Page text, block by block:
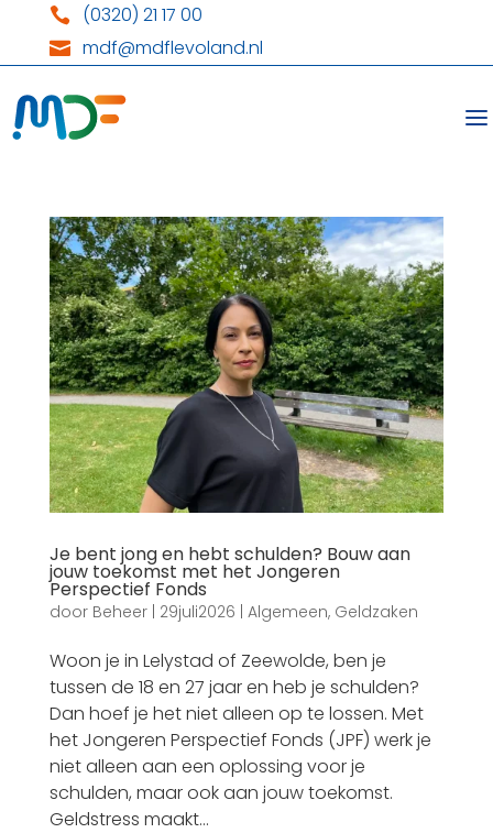
 (0320) 21 17 00
 mdf@mdflevoland.nl
Je bent jong en hebt schulden? Bouw aan
jouw toekomst met het Jongeren
Perspectief Fonds
door Beheer| 29juli2026 | Algemeen, Geldzaken
Woon je in Lelystad of Zeewolde, ben je
tussen de 18 en 27 jaar en heb je schulden?
Dan hoef je het niet alleen op te lossen. Met
het Jongeren Perspectief Fonds (JPF) werk je
niet alleen aan een oplossing voor je
schulden, maar ook aan jouw toekomst.
Geldstress maakt...